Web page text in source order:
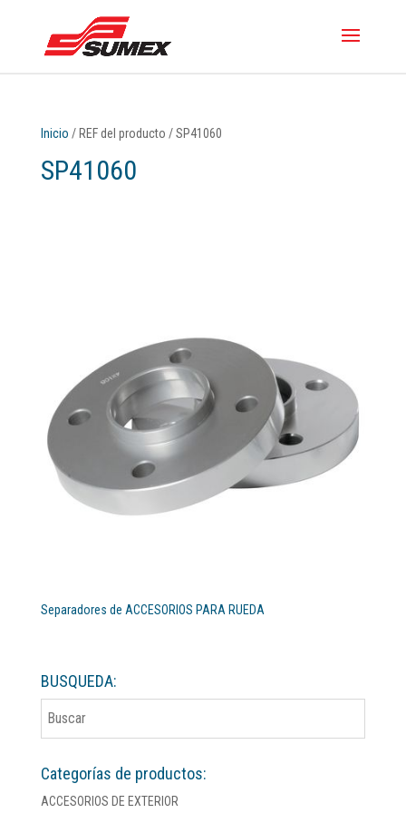
Inicio / REF del producto / SP41060
SP41060
Separadores de ACCESORIOS PARA RUEDA
BUSQUEDA:
Categorías de productos:
ACCESORIOS DE EXTERIOR